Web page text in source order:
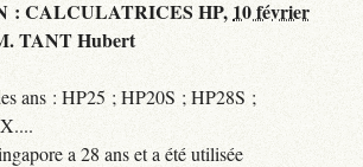
: CALCULATRICES HP, 10 février
TANT Hubert
ans : HP25 ; HP20S ; HP28S ;
a 28 ans et a été utilisée